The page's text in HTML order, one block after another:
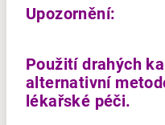
Upozornění:
Použití drahých
alternativní
lékařské péči.